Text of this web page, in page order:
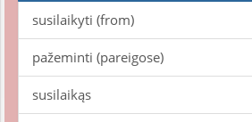
susilaikyti (from)
pažeminti (pareigose)
susilaikąs